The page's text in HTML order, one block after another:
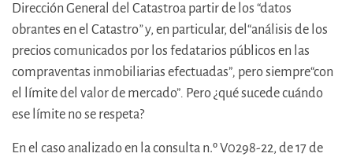
Dirección General del Catastroa partir de los “datos
obrantes en el Catastro”y, en particular, del“análisis de los
precios comunicados por los fedatarios públicos en las
compraventas inmobiliarias efectuadas”, pero siempre“con
el límite del valor de mercado”. Pero ¿qué sucede cuándo
ese límite no se respeta?
En el caso analizado en la consulta n.º V0298-22, de 17 de